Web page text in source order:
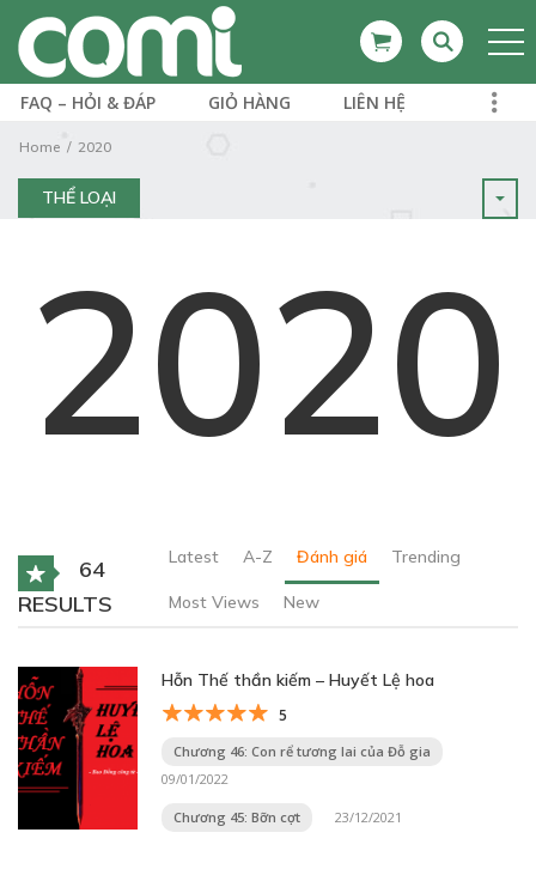
FAQ – HỎI & ĐÁP GIỎ HÀNG LIÊN HỆ
Home 2020
THỂ LOẠI
2020
64
RESULTS
Latest A-Z Đánh giá Trending
Most Views New
Hỗn Thế thần kiếm – Huyết Lệ hoa
5
Chương 46: Con rể tương lai của Đỗ gia
09/01/2022
Chương 45: Bỡn cợt 23/12/2021